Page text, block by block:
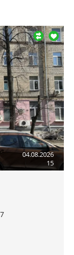
04.08.2026
15